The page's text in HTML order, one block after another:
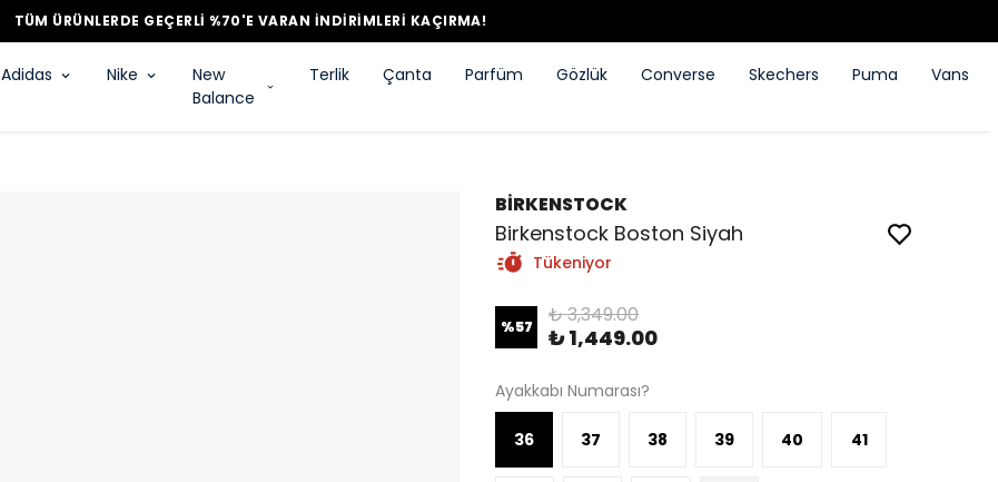
TÜM ÜRÜNLERDE GEÇERLİ %70'E VARAN İNDİRİMLERİ KAÇIRMA!
Adidas Nike
New
Balance
Terlik Çanta Parfüm Gözlük Converse Skechers Puma Vans
BİRKENSTOCK
Birkenstock Boston Siyah
Tükeniyor
%57 ₺ 3,349.00
₺ 1,449.00
Ayakkabı Numarası?
36 37 38 39 40 41